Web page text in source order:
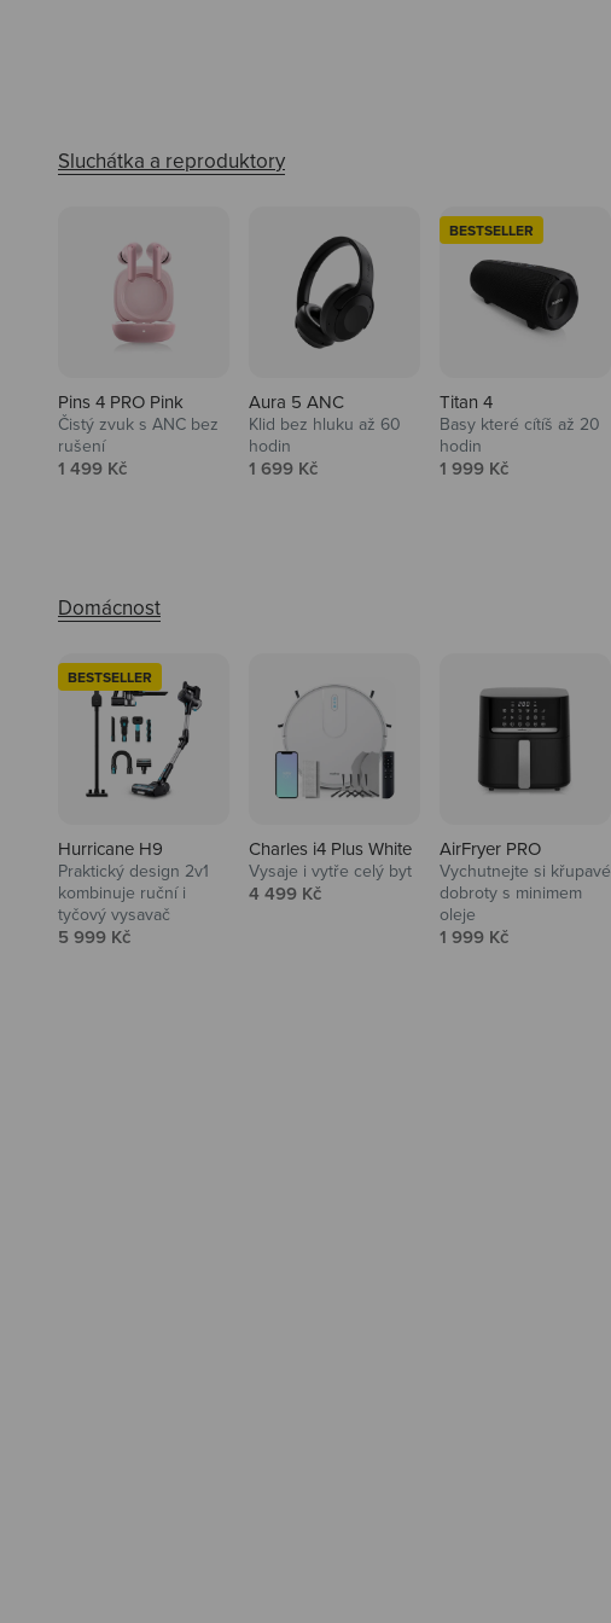
Pins 4 PRO Pink
Čistý zvuk s ANC bez
rušení
Prodejní cena
1 499 Kč
Aura 5 ANC
Klid bez hluku až 60
hodin
Prodejní cena
1 699 Kč
BESTSELLER
Titan 4
Basy které cítíš až 20
hodin
Prodejní cena
1 999 Kč
BESTSELLER
Hurricane H9
Praktický design 2v1
kombinuje ruční i
tyčový vysavač
Prodejní cena
5 999 Kč
Charles i4 Plus White
Vysaje i vytře celý byt
Prodejní cena
4 499 Kč
AirFryer PRO
Vychutnejte si křupavé
dobroty s minimem
oleje
Prodejní cena
1 999 Kč
Audio
Niceboy sluchátka a repráky ti
padnou do noty.